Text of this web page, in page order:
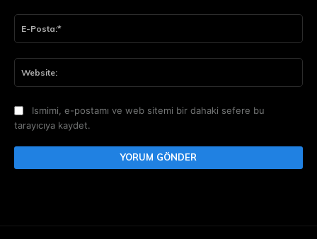
Ismimi, e-postamı ve web sitemi bir dahaki sefere bu
tarayıcıya kaydet.